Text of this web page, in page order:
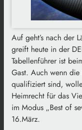
Auf geht’s nach der
greift heute in der
Tabellenführer ist
Gast. Auch wenn
qualifiziert sind,
Heimrecht für das
im Modus „Best of
16.März.